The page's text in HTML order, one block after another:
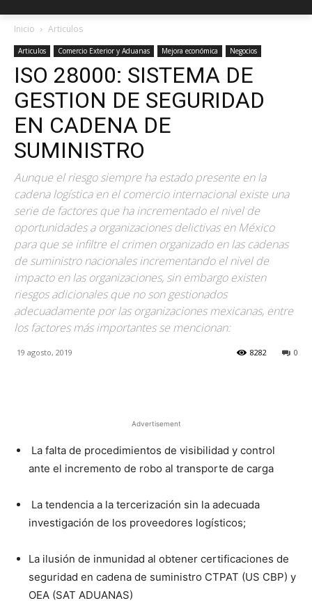
Inicio Articulos
Articulos Comercio Exterior y Aduanas Mejora económica Negocios
ISO 28000: SISTEMA DE
GESTION DE SEGURIDAD
EN CADENA DE
SUMINISTRO
Aunque el riesgo siempre ha estado presente en la
cadena logística en el comercio internacional existe una
serie de factores que ha incrementado el nivel de
oportunidades a organizaciones delictivas en México
para que se infiltre el crimen organizado en las cadenas
de suministro nacionales incrementando el nivel de
impacto en las organizaciones, sin embargo existen
riesgos adicionales que no son gestionados
adecuadamente por las organizaciones mexicanas, entre
los factores más importantes se mencionan:
19 agosto, 2019 0
8282
Advertisement
La falta de procedimientos de visibilidad y control
ante el incremento de robo al transporte de carga
La tendencia a la tercerización sin la adecuada
investigación de los proveedores logísticos;
La ilusión de inmunidad al obtener certificaciones de
seguridad en cadena de suministro CTPAT (US CBP) y
OEA (SAT ADUANAS)